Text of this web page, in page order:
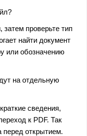
проверьте тип
найти документ
или обозначению
на отдельную
сведения,
к PDF. Так
перед открытием.